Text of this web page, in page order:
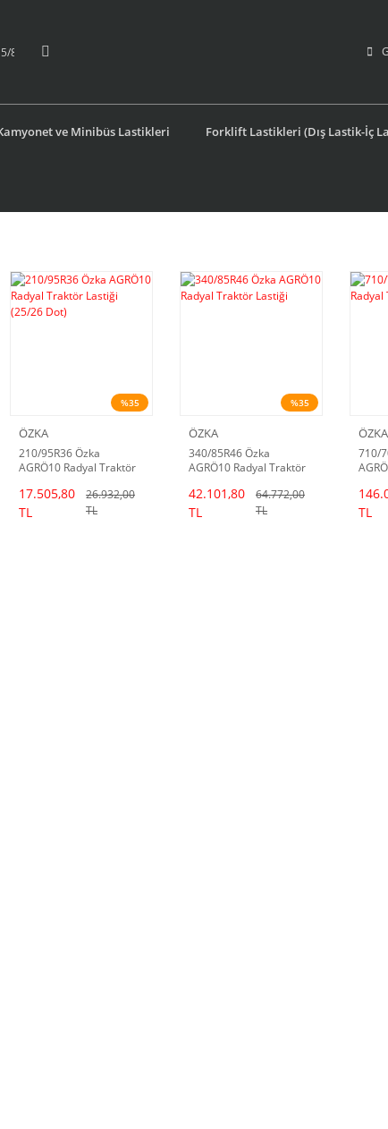
ve Minibüs Lastikleri Forklift Lastikleri (Dış Lastik-İç
%35
ÖZKA
210/95R36 Özka
AGRÖ10 Radyal Traktör
17.505,80
TL
26.932,00
TL
%35
ÖZKA
340/85R46 Özka
AGRÖ10 Radyal Traktör
42.101,80
TL
64.772,00
TL
ÖZKA
710/
TL